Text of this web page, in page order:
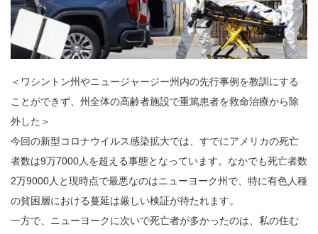
＜ワシントン州やニュージャージー州内の先行事例を教訓にする
ことができず、州全体の高齢者施設で重篤患者を救命治療から除
外した＞
今回の新型コロナウイルス感染拡大では、すでにアメリカの死亡
者数は9万7000人を超える事態となっています。なかでも死亡者数
2万9000人と現時点で最悪なのはニューヨーク州で、特に有色人種
の貧困層における蔓延は厳しい検証が待たれます。
一方で、ニューヨークに次いで死亡者が多かったのは、私の住む